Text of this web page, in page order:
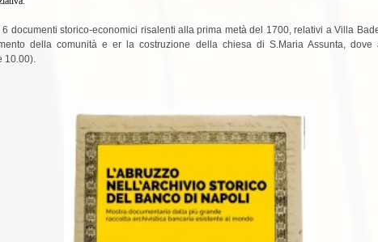
documenti storico-economici risalenti alla prima metà del 1700, relativi a Villa
della comunità e er la costruzione della chiesa di S.Maria Assunta,
10.00).